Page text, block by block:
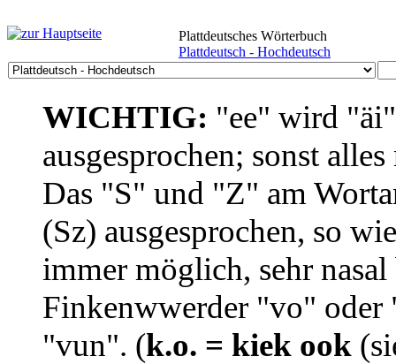
Plattdeutsches Wörterbuch
Plattdeutsch - Hochdeutsch
WICHTIG: "ee" wird
ausgesprochen; sonst
Das "S" und "Z" am
(Sz) ausgesprochen, so
immer möglich, sehr
Finkenwwerder "vo"
"vun". (k.o. = kiek ook